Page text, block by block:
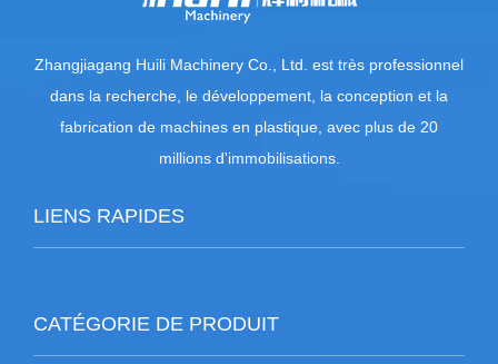
Zhangjiagang Huili Machinery Co., Ltd. est très professionnel
dans la recherche, le développement, la conception et la
fabrication de machines en plastique, avec plus de 20
millions d'immobilisations.
LIENS RAPIDES
CATÉGORIE DE PRODUIT